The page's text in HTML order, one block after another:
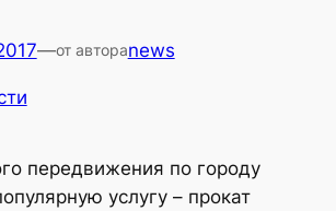
—от автораnews
передвижения по городу
услугу – прокат